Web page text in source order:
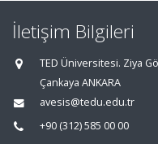
İletişim Bilgileri
TED Üniversitesi. Ziya
Çankaya ANKARA
avesis@tedu.edu.tr
+90 (312) 585 00 00